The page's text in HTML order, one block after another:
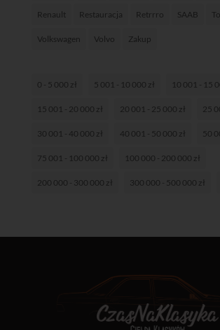
Renault Restauracja Retrrro SAAB
Volkswagen Volvo Zakup
0 - 5 000 zł 5 001 - 10 000 zł 10 001 - 15
15 001 - 20 000 zł 20 001 - 25 000 zł 25
30 001 - 40 000 zł 40 001 - 50 000 zł 50
75 001 - 100 000 zł 100 000 - 200 000 zł
200 000 - 300 000 zł 300 000 - 500 000 zł